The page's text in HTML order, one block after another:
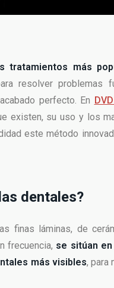
tratamientos más
resolver problemas
perfecto. En
existen, su uso y los
este método
dentales?
finas láminas, de
frecuencia, se sitúan
más visibles, para